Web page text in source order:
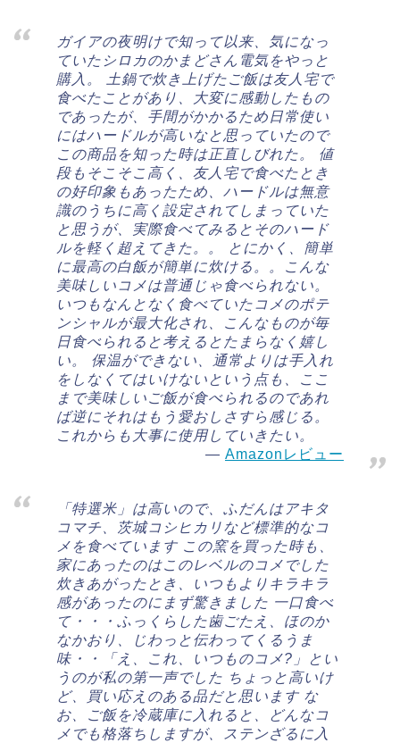
ガイアの夜明けで知って以来、気になっ
ていたシロカのかまどさん電気をやっと
購入。 土鍋で炊き上げたご飯は友人宅で
食べたことがあり、大変に感動したもの
であったが、手間がかかるため日常使い
にはハードルが高いなと思っていたので
この商品を知った時は正直しびれた。 値
段もそこそこ高く、友人宅で食べたとき
の好印象もあったため、ハードルは無意
識のうちに高く設定されてしまっていた
と思うが、実際食べてみるとそのハード
ルを軽く超えてきた。。 とにかく、簡単
に最高の白飯が簡単に炊ける。。こんな
美味しいコメは普通じゃ食べられない。
いつもなんとなく食べていたコメのポテ
ンシャルが最大化され、こんなものが毎
日食べられると考えるとたまらなく嬉し
い。 保温ができない、通常よりは手入れ
をしなくてはいけないという点も、ここ
まで美味しいご飯が食べられるのであれ
ば逆にそれはもう愛おしさすら感じる。
これからも大事に使用していきたい。
Amazonレビュー
「特選米」は高いので、ふだんはアキタ
コマチ、茨城コシヒカリなど標準的なコ
メを食べています この窯を買った時も、
家にあったのはこのレベルのコメでした
炊きあがったとき、いつもよりキラキラ
感があったのにまず驚きました 一口食べ
て・・・ふっくらした歯ごたえ、ほのか
なかおり、じわっと伝わってくるうま
味・・「え、これ、いつものコメ?」とい
うのが私の第一声でした ちょっと高いけ
ど、買い応えのある品だと思います な
お、ご飯を冷蔵庫に入れると、どんなコ
メでも格落ちしますが、ステンざるに入